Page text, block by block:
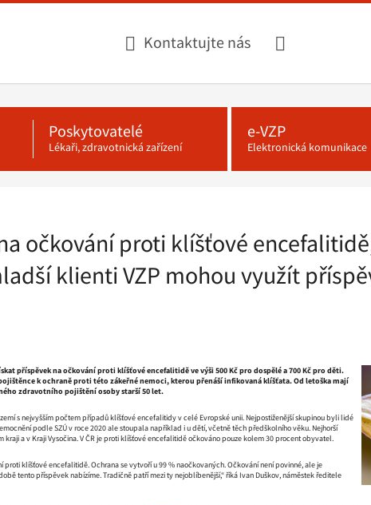
Kontaktujte nás
Poskytovatelé
Lékaři, zdravotnická zařízení
e-VZP
Elektronická komunikace
očkování proti klíšťové
klienti VZP mohou využít
příspěvek na očkování proti klíšťové encefalitidě ve výši 500 Kč pro dospělé a 700 Kč pro děti.
k ochraně proti této zákeřné nemoci, kterou přenáší infikovaná klíšťata. Od letoška mají
zdravotního pojištění osoby starší 50 let.
zemí s nejvyšším počtem případů klíšťové encefalitidy v celé Evropské unii. Nejpostiženější skupinou byli lidé
podle SZÚ v roce 2020 ale stoupala například i u dětí, včetně těch předškolního věku. Nejhorší
kraji a v Kraji Vysočina. V ČR je proti klíšťové encefalitidě očkováno pouze kolem 30 procent obyvatel.
proti klíšťové encefalitidě. Ochrana se vytvoří u 99 % naočkovaných. Očkování není povinné, ale je
tento příspěvek nabízíme. Tradičně patří mezi ty nejoblíbenější,“ říká Ivan Duškov, náměstek ředitele